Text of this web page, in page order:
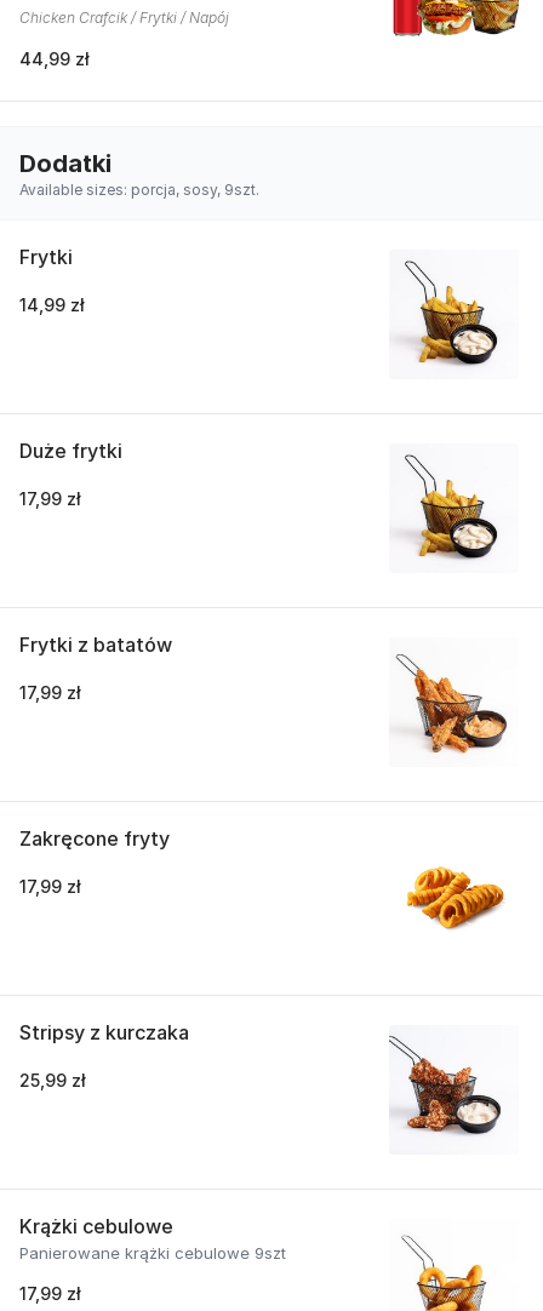
Chicken Crafcik / Frytki / Napój
44,99 zł
Dodatki
Available sizes: porcja, sosy, 9szt.
Frytki
14,99 zł
Duże frytki
17,99 zł
Frytki z batatów
17,99 zł
Zakręcone fryty
17,99 zł
Stripsy z kurczaka
25,99 zł
Krążki cebulowe
Panierowane krążki cebulowe 9szt
17,99 zł